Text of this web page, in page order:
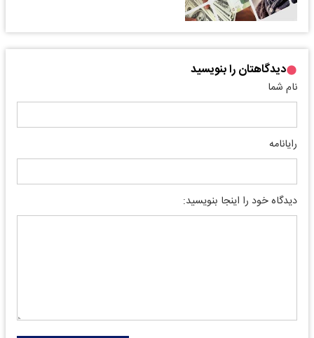
دیدگاهتان را بنویسید
نام شما
رایانامه
دیدگاه خود را اینجا بنویسید: